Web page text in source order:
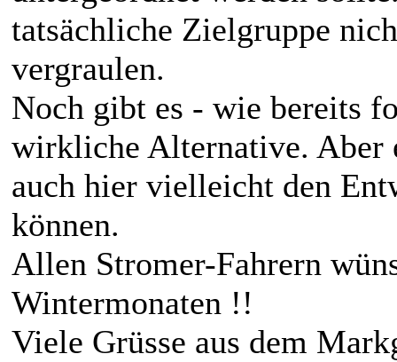
tatsächliche Zielgruppe
vergraulen.
Noch gibt es - wie bereits
wirkliche Alternative. Aber
auch hier vielleicht den
können.
Allen Stromer-Fahrern
Wintermonaten !!
Viele Grüsse aus dem